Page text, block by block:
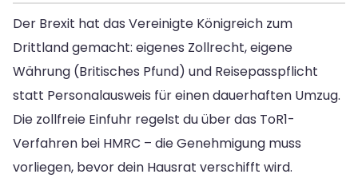
Der Brexit hat das Vereinigte Königreich zum
Drittland gemacht: eigenes Zollrecht, eigene
Währung (Britisches Pfund) und Reisepasspflicht
statt Personalausweis für einen dauerhaften Umzug.
Die zollfreie Einfuhr regelst du über das ToR1-
Verfahren bei HMRC – die Genehmigung muss
vorliegen, bevor dein Hausrat verschifft wird.